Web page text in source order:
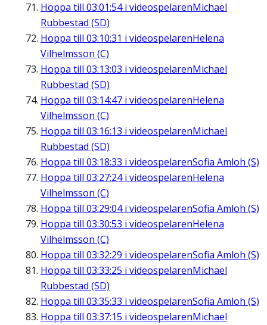
Hoppa till 03:01:54i videospelarenMichael
Rubbestad (SD)
Hoppa till 03:10:31 i videospelarenHelena
Vilhelmsson (C)
Hoppa till 03:13:03 i videospelarenMichael
Rubbestad (SD)
Hoppa till 03:14:47 i videospelarenHelena
Vilhelmsson (C)
Hoppa till 03:16:13 i videospelarenMichael
Rubbestad (SD)
Hoppa till 03:18:33 i videospelarenSofia Amloh (S)
Hoppa till 03:27:24i videospelarenHelena
Vilhelmsson (C)
Hoppa till 03:29:04i videospelarenSofia Amloh (S)
Hoppa till 03:30:53 i videospelarenHelena
Vilhelmsson (C)
Hoppa till 03:32:29 i videospelarenSofia Amloh (S)
Hoppa till 03:33:25 i videospelarenMichael
Rubbestad (SD)
Hoppa till 03:35:33 i videospelarenSofia Amloh (S)
Hoppa till 03:37:15 i videospelarenMichael